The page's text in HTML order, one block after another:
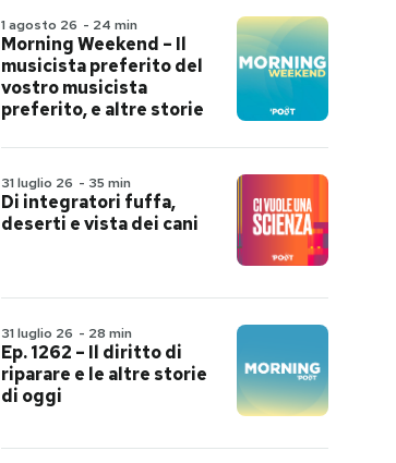
1 agosto 26 - 24 min
Morning Weekend – Il
musicista preferito del
vostro musicista
preferito, e altre storie
31 luglio 26 - 35 min
Di integratori fuffa,
deserti e vista dei cani
31 luglio 26 - 28 min
Ep. 1262 – Il diritto di
riparare e le altre storie
di oggi